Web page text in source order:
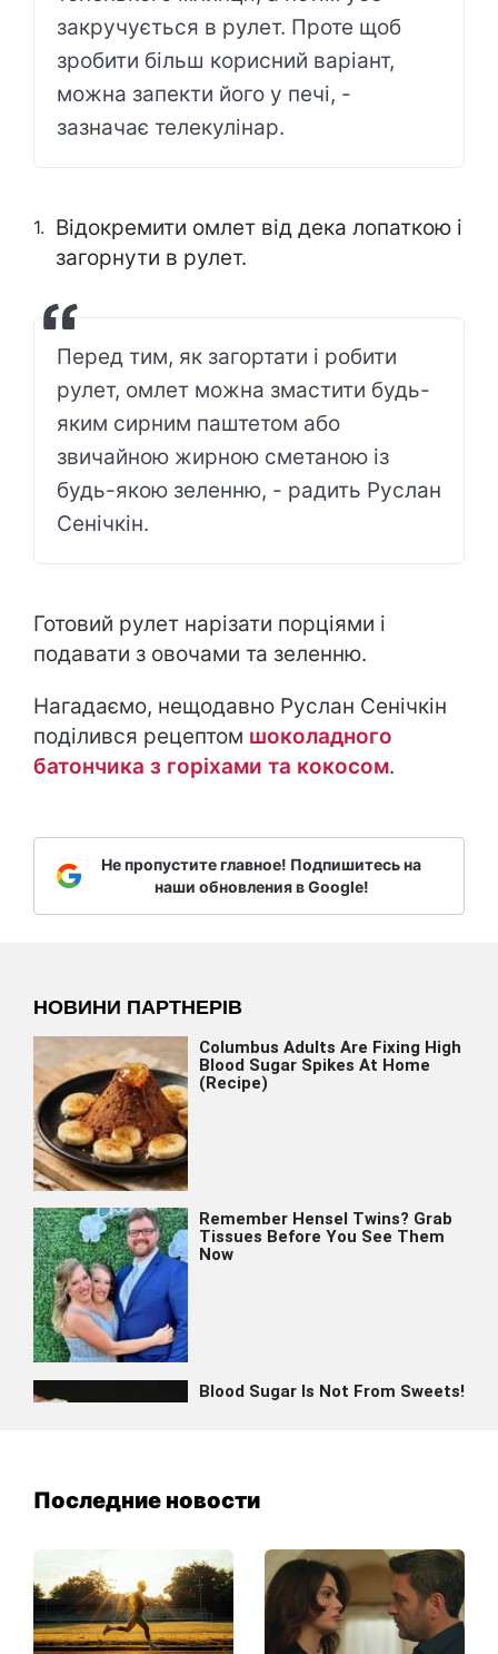
закручується в рулет. Проте щоб
зробити більш корисний варіант,
можна запекти його у печі, -
зазначає телекулінар.
Відокремити омлет від дека лопаткою і
загорнути в рулет.
Перед тим, як загортати і робити
рулет, омлет можна змастити будь-
яким сирним паштетом або
звичайною жирною сметаною із
будь-якою зеленню, - радить Руслан
Сенічкін.
Готовий рулет нарізати порціями і
подавати з овочами та зеленню.
Нагадаємо, нещодавно Руслан Сенічкін
поділився рецептом шоколадного
батончика з горіхами та кокосом.
Не пропустите главное! Подпишитесь на
наши обновления в Google!
Последние новости